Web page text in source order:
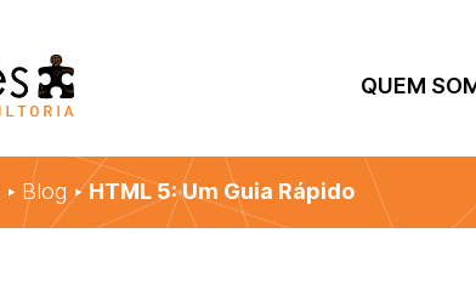
QUEM
Blog HTML 5: Um Guia Rápido